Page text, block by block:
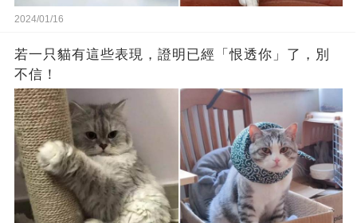
2024/01/16
若一只貓有這些表現，證明已經「恨透你」了，別
不信！